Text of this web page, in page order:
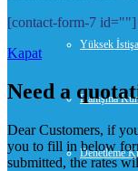
Yüksek
Danışma
Denetleme
[contact-form-7 id=""]
Kapat
Need a
Dear Customers, if
you to fill in below
submitted, the rates